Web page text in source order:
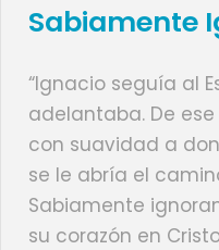
Sabiamente
“Ignacio seguía al
adelantaba. De
con suavidad a
se le abría el
Sabiamente
su corazón en